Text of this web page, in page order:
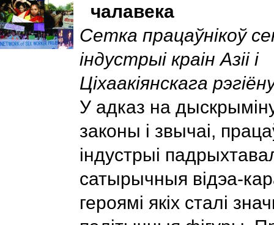
чалавека
Сетка працаўнікоў
індустрыі краін Азіі і
Ціхаакіянскага
У адказ на
законы і звычаі,
індустрыі
сатырычныя відэа-
героямі якіх сталі